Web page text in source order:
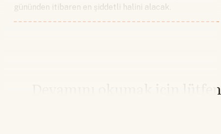
gününden itibaren en şiddetli halini alacak.
Devamını okumak için lütfen